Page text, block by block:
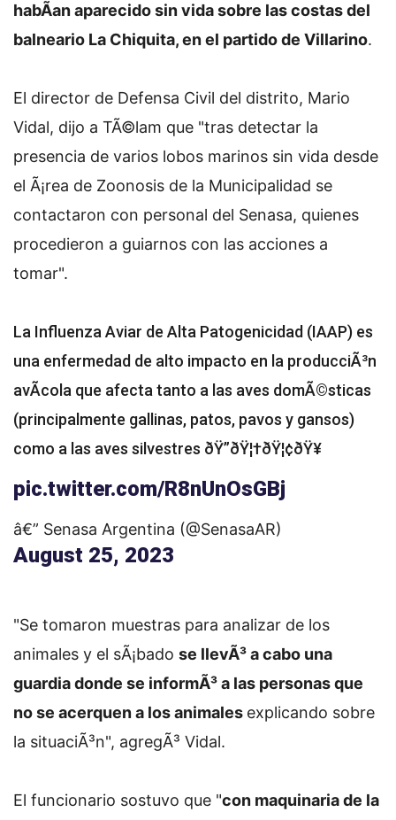
habÃ­an aparecido sin vida sobre las costas del
balneario La Chiquita, en el partido de Villarino.
El director de Defensa Civil del distrito, Mario
Vidal, dijo a TÃ©lam que "tras detectar la
presencia de varios lobos marinos sin vida desde
el Ã¡rea de Zoonosis de la Municipalidad se
contactaron con personal del Senasa, quienes
procedieron a guiarnos con las acciones a
tomar".
La Influenza Aviar de Alta Patogenicidad (IAAP) es
una enfermedad de alto impacto en la producciÃ³n
avÃ­cola que afecta tanto a las aves domÃ©sticas
(principalmente gallinas, patos, pavos y gansos)
como a las aves silvestres ðŸ”ðŸ¦†ðŸ¦¢ðŸ¥
pic.twitter.com/R8nUnOsGBj
â€” Senasa Argentina (@SenasaAR)
August 25, 2023
"Se tomaron muestras para analizar de los
animales y el sÃ¡bado se llevÃ³ a cabo una
guardia donde se informÃ³ a las personas que
no se acerquen a los animales explicando sobre
la situaciÃ³n", agregÃ³ Vidal.
El funcionario sostuvo que "con maquinaria de la